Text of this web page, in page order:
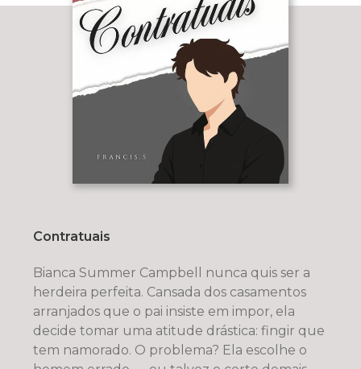
Contratuais
Bianca Summer Campbell nunca quis ser a
herdeira perfeita. Cansada dos casamentos
arranjados que o pai insiste em impor, ela
decide tomar uma atitude drástica: fingir que
tem namorado. O problema? Ela escolhe o